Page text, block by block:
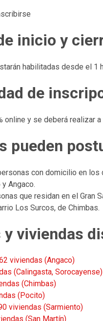
inicio y
habilitadas desde el 1
de
online y se deberá realizar
pueden
con domicilio en los
Angaco.
que residan en el Gran
Los Surcos, de Chimbas.
y viviendas
viviendas (Angaco)
(Calingasta, Sorocayense)
(Chimbas)
(Pocito)
viviendas (Sarmiento)
(San Martín)